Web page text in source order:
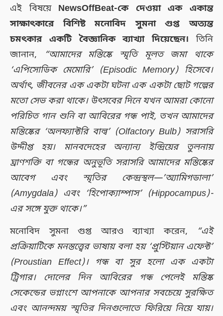
এই বিষয়ে NewsOffBeat-কে দেওয়া এক একান্ত
সাক্ষাৎকারে বিশিষ্ট মনোবিদ সুমনা গুপ্ত অত্যন্ত
চমৎকার একটি বৈজ্ঞানিক ব্যাখ্যা দিয়েছেন। তিনি
জানান,
“আমাদের মস্তিষ্কে স্মৃতি মূলত জমা থাকে
‘এপিসোডিক মেমোরি’ (Episodic Memory) হিসেবে।
অর্থাৎ, জীবনের এক একটা ঘটনা এক একটা ছোট গল্পের
মতো সেভ করা থাকে। উৎসবের দিনে যখন আমরা কোনো
পরিচিত গান শুনি বা আবিরের গন্ধ পাই, তখন আমাদের
মস্তিষ্কের ‘অলফ্যাক্টরি বাল্ব’ (Olfactory Bulb) সরাসরি
উদ্দীপ্ত হয়। মানবদেহের অন্যান্য ইন্দ্রিয়ের তুলনায়
ঘ্রাণশক্তি বা গন্ধের অনুভূতি সরাসরি আমাদের মস্তিষ্কের
আবেগ এবং স্মৃতির কেন্দ্রস্থল—’অ্যামিগডালা’
(Amygdala) এবং ‘হিপোক্যাম্পাস’ (Hippocampus)-
এর সঙ্গে যুক্ত থাকে।”
মনোবিদ সুমনা গুপ্ত আরও ব্যাখ্যা করেন,
“এই
প্রক্রিয়াটিকে মনস্তত্ত্বের ভাষায় বলা হয় ‘প্রুস্টিয়ান এফেক্ট’
(Proustian Effect)। গন্ধ বা সুর হলো এক একটা
ট্রিগার। দোলের দিন আবিরের গন্ধ পেলেই মস্তিষ্ক
সেকেন্ডের ভগ্নাংশে আপনাকে আপনার সবচেয়ে সুরক্ষিত
এবং আনন্দময় স্মৃতির দিনগুলোতে ফিরিয়ে নিয়ে যায়।